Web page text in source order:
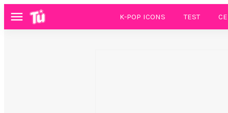
Menú K-POP ICONS TEST